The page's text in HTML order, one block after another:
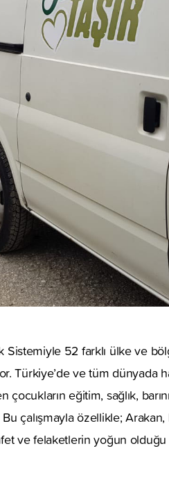
Sistemiyle 52 farklı ülke ve
Türkiye’de ve tüm dünyada
eğitim, sağlık,
çalışmayla özellikle;
ve felaketlerin yoğun